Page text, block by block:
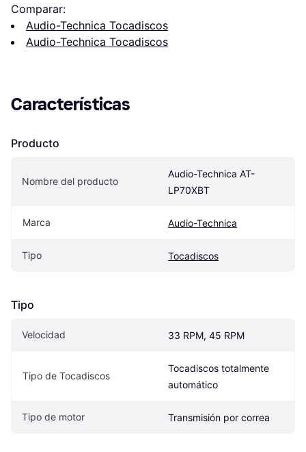
Comparar:
Audio-Technica Tocadiscos
Audio-Technica Tocadiscos
Características
Producto
Nombre del producto
Audio-Technica AT-
LP70XBT
Marca Audio-Technica
Tipo Tocadiscos
Tipo
Velocidad 33 RPM, 45 RPM
Tipo de Tocadiscos
Tocadiscos totalmente
automático
Tipo de motor Transmisión por correa